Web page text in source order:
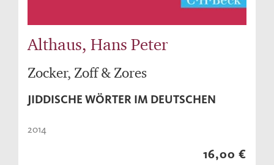
Althaus, Hans Peter
Zocker, Zoff & Zores
JIDDISCHE WÖRTER IM DEUTSCHEN
2014
16,00 €